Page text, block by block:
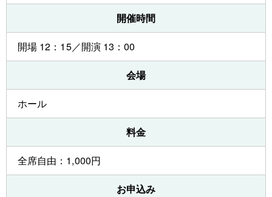
開催時間
開場 12：15／開演 13：00
会場
ホール
料金
全席自由：1,000円
お申込み